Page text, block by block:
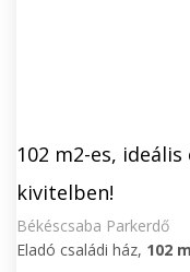
102 m2-es,
kivitelben!
Békéscsaba Parkerdő
Eladó családi ház, 102 m